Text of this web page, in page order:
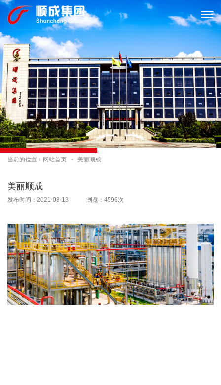

当前的位置： 网站首页  美丽顺成
美丽顺成
发布时间：2021-08-13 浏览：4596次